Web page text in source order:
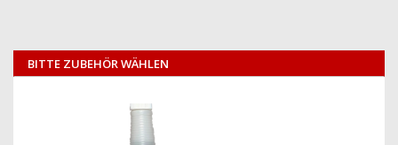
BITTE ZUBEHÖR WÄHLEN